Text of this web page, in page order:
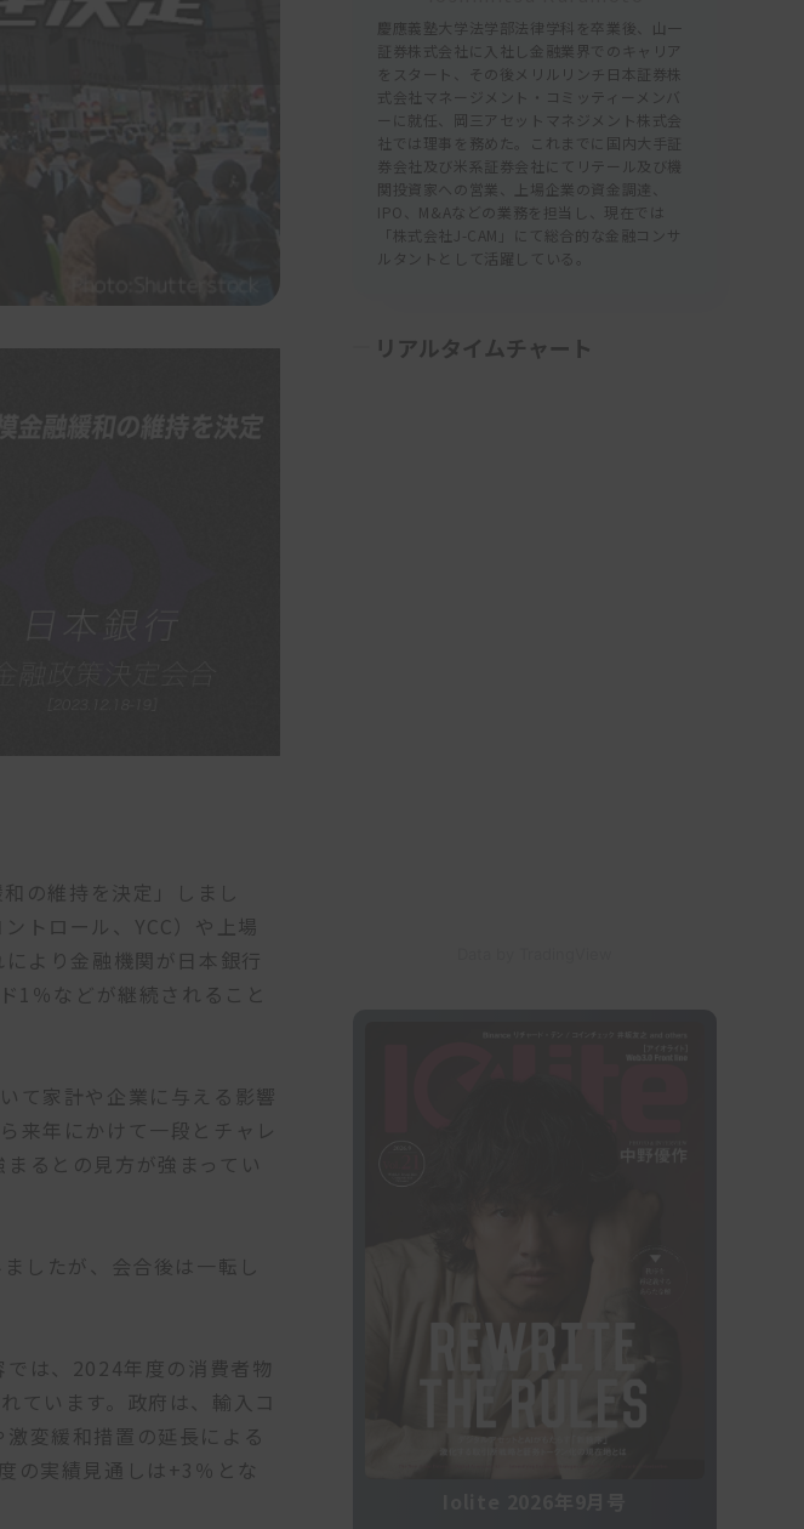
の維持を決定」しまし
トロール、YCC）や上場
より金融機関が日本銀行
1％などが継続されること
て家計や企業に与える影響
来年にかけて一段とチャレ
るとの見方が強まってい
したが、会合後は一転し
は、2024年度の消費者物
ています。政府は、輸入コ
変緩和措置の延長による
の実績見通しは+3％とな
慶應義塾大学法学部法律学科を卒業後、山一
証券株式会社に入社し金融業界でのキャリア
をスタート、その後メリルリンチ日本証券株
式会社マネージメント・コミッティーメンバ
ーに就任、岡三アセットマネジメント株式会
社では理事を務めた。これまでに国内大手証
券会社及び米系証券会社にてリテール及び機
関投資家への営業、上場企業の資金調達、
IPO、M&Aなどの業務を担当し、現在では
「株式会社J-CAM」にて総合的な金融コンサ
ルタントとして活躍している。
リアルタイムチャート